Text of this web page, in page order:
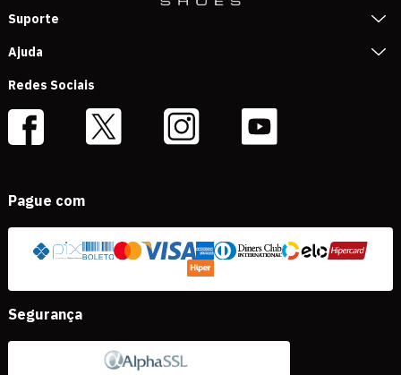
Suporte
Ajuda
Redes Sociais
Pague com
Segurança